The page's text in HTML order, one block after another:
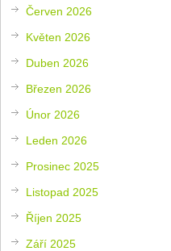
Červen 2026
Květen 2026
Duben 2026
Březen 2026
Únor 2026
Leden 2026
Prosinec 2025
Listopad 2025
Říjen 2025
Září 2025